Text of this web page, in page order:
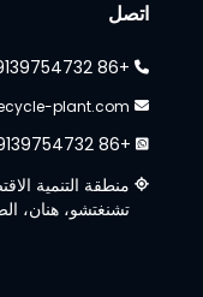
اتصل
+86 19139754732
plant.com
+86 19139754732
منطقة التنمية
تشنغتشو، هنان،